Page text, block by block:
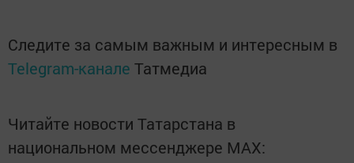
Следите за самым важным и интересным в
Telegram-канале Татмедиа
Читайте новости Татарстана в
национальном мессенджере MАХ: